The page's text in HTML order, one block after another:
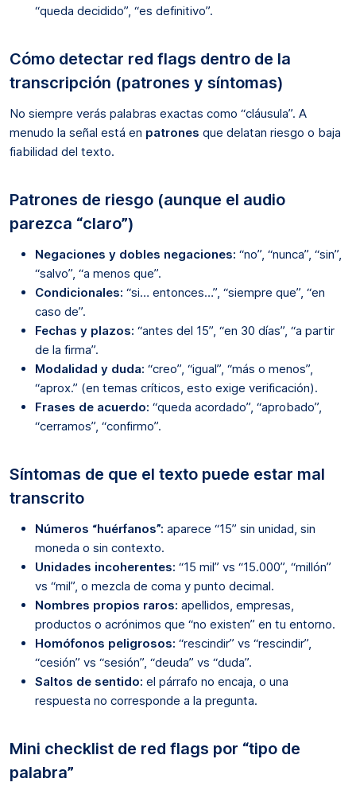
“queda decidido”, “es definitivo”.
Cómo detectar red flags dentro de la
transcripción (patrones y síntomas)
No siempre verás palabras exactas como “cláusula”. A
menudo la señal está en patrones que delatan riesgo o baja
fiabilidad del texto.
Patrones de riesgo (aunque el audio
parezca “claro”)
Negaciones y dobles negaciones: “no”, “nunca”, “sin”,
“salvo”, “a menos que”.
Condicionales: “si… entonces…”, “siempre que”, “en
caso de”.
Fechas y plazos: “antes del 15”, “en 30 días”, “a partir
de la firma”.
Modalidad y duda: “creo”, “igual”, “más o menos”,
“aprox.” (en temas críticos, esto exige verificación).
Frases de acuerdo: “queda acordado”, “aprobado”,
“cerramos”, “confirmo”.
Síntomas de que el texto puede estar mal
transcrito
Números “huérfanos”: aparece “15” sin unidad, sin
moneda o sin contexto.
Unidades incoherentes: “15 mil” vs “15.000”, “millón”
vs “mil”, o mezcla de coma y punto decimal.
Nombres propios raros: apellidos, empresas,
productos o acrónimos que “no existen” en tu entorno.
Homófonos peligrosos: “rescindir” vs “rescindir”,
“cesión” vs “sesión”, “deuda” vs “duda”.
Saltos de sentido: el párrafo no encaja, o una
respuesta no corresponde a la pregunta.
Mini checklist de red flags por “tipo de
palabra”